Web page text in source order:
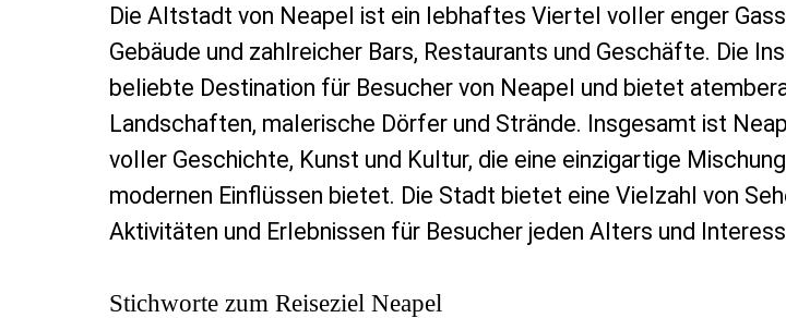
Die Altstadt von Neapel ist ein lebhaftes Viertel voller enger
Gebäude und zahlreicher Bars, Restaurants und Geschäfte. Die
beliebte Destination für Besucher von Neapel und bietet
Landschaften, malerische Dörfer und Strände. Insgesamt ist
voller Geschichte, Kunst und Kultur, die eine einzigartige
modernen Einflüssen bietet. Die Stadt bietet eine Vielzahl von
Aktivitäten und Erlebnissen für Besucher jeden Alters und
Stichworte zum Reiseziel Neapel